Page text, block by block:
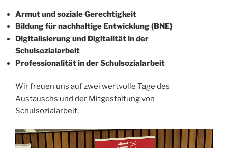
Armut und soziale Gerechtigkeit
Bildung für nachhaltige Entwicklung (BNE)
Digitalisierung und Digitalität in der
Schulsozialarbeit
Professionalität in der Schulsozialarbeit
Wir freuen uns auf zwei wertvolle Tage des
Austauschs und der Mitgestaltung von
Schulsozialarbeit.